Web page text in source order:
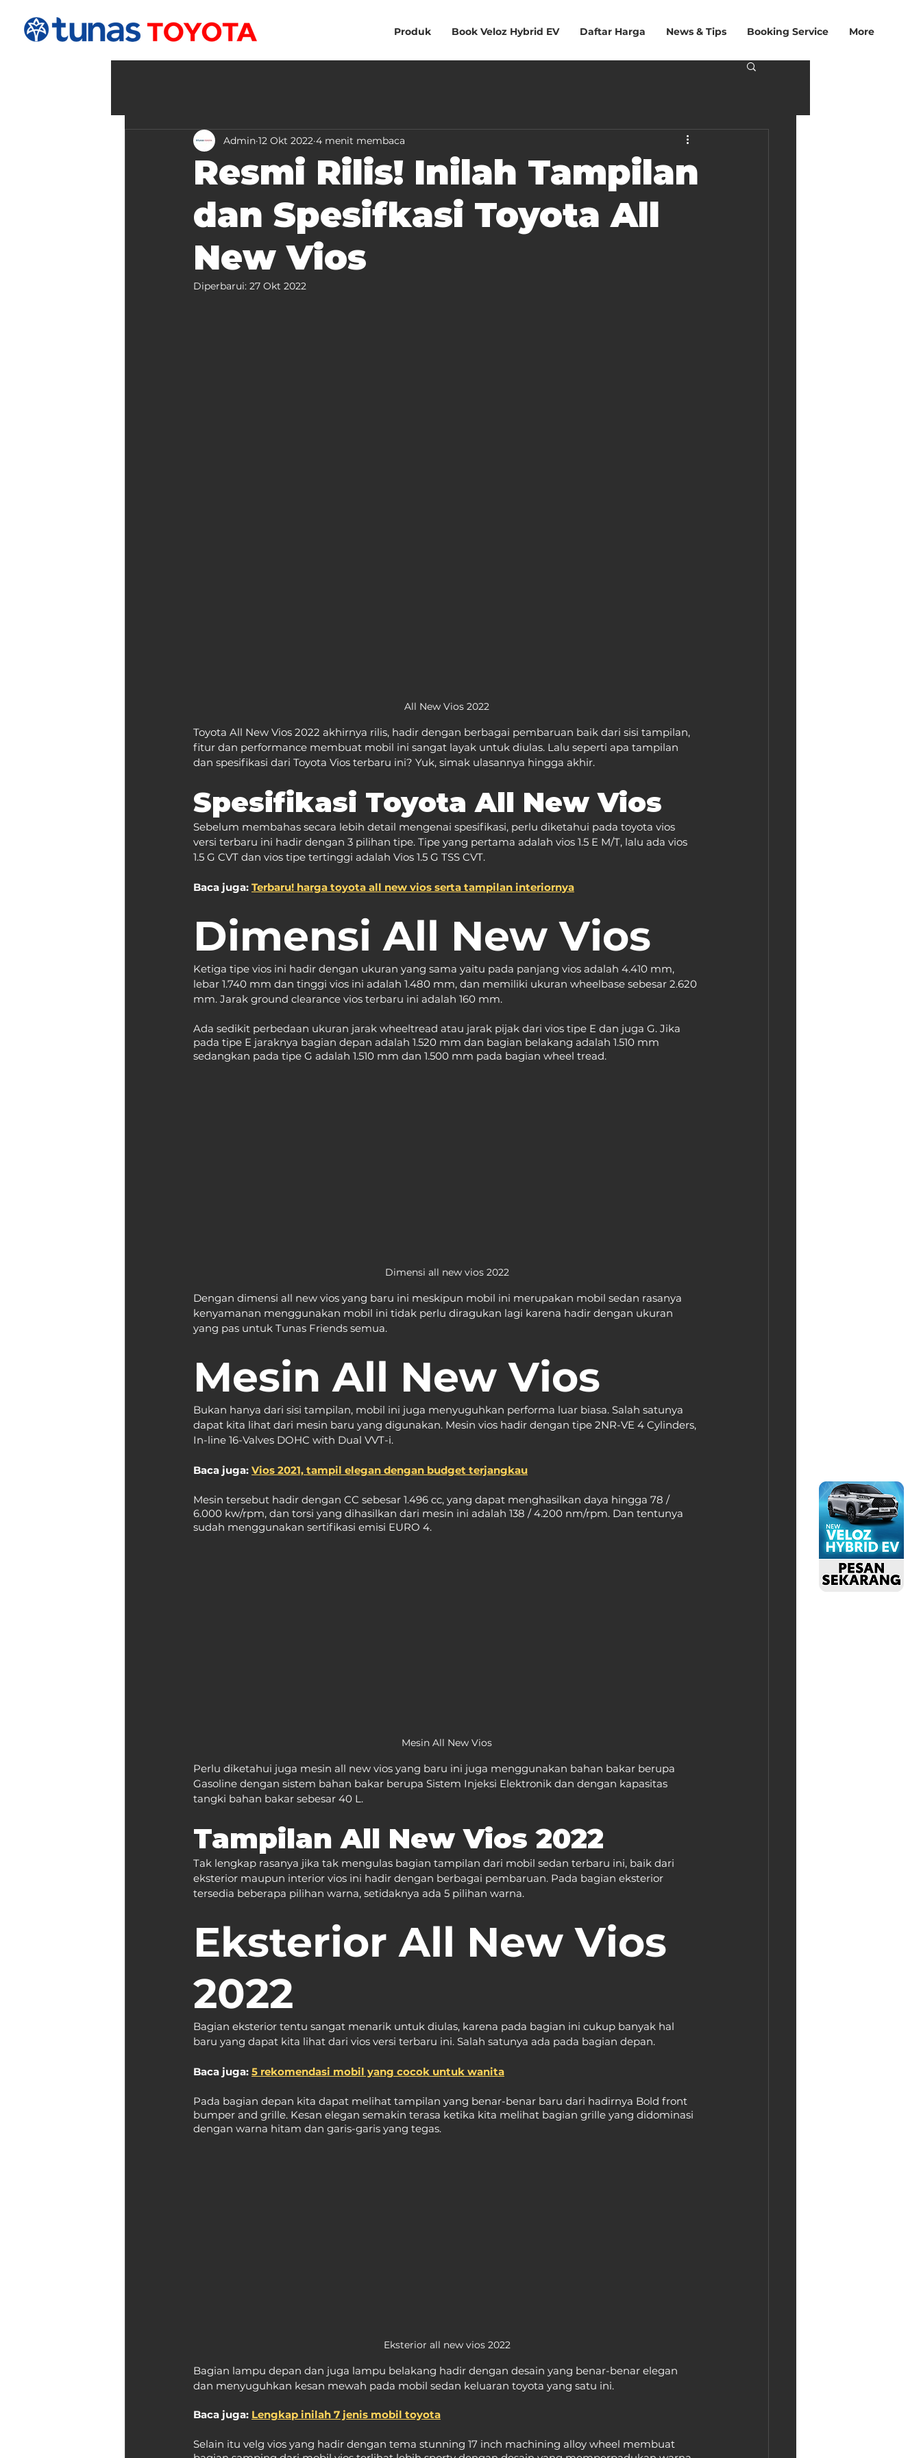
Produk Book Veloz Hybrid EV Daftar Harga News & Tips Booking Service More
Resmi Rilis! Inilah Tampilan
dan Spesifkasi Toyota All
New Vios
Admin 12 Okt 2022 4 menit membaca
Diperbarui: 27 Okt 2022
All New Vios 2022
Toyota All New Vios 2022 akhirnya rilis, hadir dengan berbagai pembaruan baik dari sisi tampilan,
fitur dan performance membuat mobil ini sangat layak untuk diulas. Lalu seperti apa tampilan
dan spesifikasi dari Toyota Vios terbaru ini? Yuk, simak ulasannya hingga akhir.
Spesifikasi Toyota All New Vios
Sebelum membahas secara lebih detail mengenai spesifikasi, perlu diketahui pada toyota vios
versi terbaru ini hadir dengan 3 pilihan tipe. Tipe yang pertama adalah vios 1.5 E M/T, lalu ada vios
1.5 G CVT dan vios tipe tertinggi adalah Vios 1.5 G TSS CVT.
Baca juga: Terbaru! harga toyota all new vios serta tampilan interiornya
Dimensi All New Vios
Ketiga tipe vios ini hadir dengan ukuran yang sama yaitu pada panjang vios adalah 4.410 mm,
lebar 1.740 mm dan tinggi vios ini adalah 1.480 mm, dan memiliki ukuran wheelbase sebesar 2.620
mm. Jarak ground clearance vios terbaru ini adalah 160 mm.
Ada sedikit perbedaan ukuran jarak wheeltread atau jarak pijak dari vios tipe E dan juga G. Jika
pada tipe E jaraknya bagian depan adalah 1.520 mm dan bagian belakang adalah 1.510 mm
sedangkan pada tipe G adalah 1.510 mm dan 1.500 mm pada bagian wheel tread.
Dimensi all new vios 2022
Dengan dimensi all new vios yang baru ini meskipun mobil ini merupakan mobil sedan rasanya
kenyamanan menggunakan mobil ini tidak perlu diragukan lagi karena hadir dengan ukuran
yang pas untuk Tunas Friends semua.
Mesin All New Vios
Bukan hanya dari sisi tampilan, mobil ini juga menyuguhkan performa luar biasa. Salah satunya
dapat kita lihat dari mesin baru yang digunakan. Mesin vios hadir dengan tipe 2NR-VE 4 Cylinders,
In-line 16-Valves DOHC with Dual VVT-i.
Baca juga: Vios 2021, tampil elegan dengan budget terjangkau
Mesin tersebut hadir dengan CC sebesar 1.496 cc, yang dapat menghasilkan daya hingga 78 /
6.000 kw/rpm, dan torsi yang dihasilkan dari mesin ini adalah 138 / 4.200 nm/rpm. Dan tentunya
sudah menggunakan sertifikasi emisi EURO 4.
Mesin All New Vios
Perlu diketahui juga mesin all new vios yang baru ini juga menggunakan bahan bakar berupa
Gasoline dengan sistem bahan bakar berupa Sistem Injeksi Elektronik dan dengan kapasitas
tangki bahan bakar sebesar 40 L.
Tampilan All New Vios 2022
Tak lengkap rasanya jika tak mengulas bagian tampilan dari mobil sedan terbaru ini, baik dari
eksterior maupun interior vios ini hadir dengan berbagai pembaruan. Pada bagian eksterior
tersedia beberapa pilihan warna, setidaknya ada 5 pilihan warna.
Eksterior All New Vios
2022
Bagian eksterior tentu sangat menarik untuk diulas, karena pada bagian ini cukup banyak hal
baru yang dapat kita lihat dari vios versi terbaru ini. Salah satunya ada pada bagian depan.
Baca juga: 5 rekomendasi mobil yang cocok untuk wanita
Pada bagian depan kita dapat melihat tampilan yang benar-benar baru dari hadirnya Bold front
bumper and grille. Kesan elegan semakin terasa ketika kita melihat bagian grille yang didominasi
dengan warna hitam dan garis-garis yang tegas.
Eksterior all new vios 2022
Bagian lampu depan dan juga lampu belakang hadir dengan desain yang benar-benar elegan
dan menyuguhkan kesan mewah pada mobil sedan keluaran toyota yang satu ini.
Baca juga: Lengkap inilah 7 jenis mobil toyota
Selain itu velg vios yang hadir dengan tema stunning 17 inch machining alloy wheel membuat